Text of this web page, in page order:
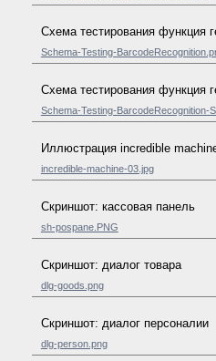
Схема тестирования функция
Schema-Testing-
Схема тестирования функция
Schema-Testing-BarcodeRecognition-
Иллюстрация incredible
incredible-machine-03.jpg
Скриншот: кассовая панель
sh-pospane.PNG
Скриншот: диалог товара
dlg-goods.png
Скриншот: диалог персоналии
dlg-person.png